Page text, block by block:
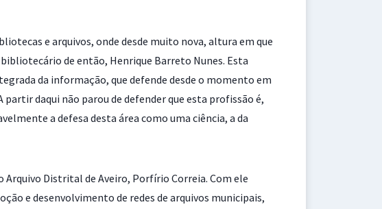
e arquivos, onde desde muito nova, altura em que
de então, Henrique Barreto Nunes. Esta
da informação, que defende desde o momento em
daqui não parou de defender que esta profissão é,
a defesa desta área como uma ciência, a da
Distrital de Aveiro, Porfírio Correia. Com ele
e desenvolvimento de redes de arquivos municipais,